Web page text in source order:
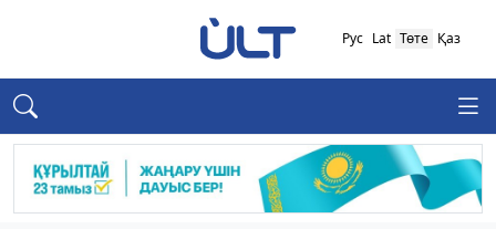
Қаз
Төте
Lat
Рус